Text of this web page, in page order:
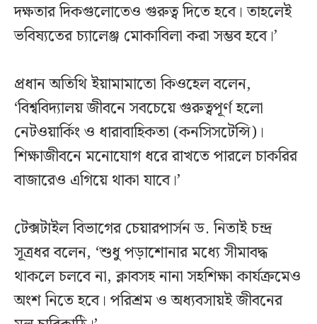
দক্ষতার দিকগুলোতেও গুরুত্ব দিতে হবে। তাহলেই
ভবিষ্যতের চ্যালেঞ্জ মোকাবিলা করা সম্ভব হবে।’
প্রধান অতিথি ইয়ামামাতো কিওহেল বলেন,
‘বিশ্ববিদ্যালয় জীবনে সবচেয়ে গুরুত্বপূর্ণ হলো
নেটওয়ার্কিং ও ধারাবাহিকতা (কনসিসটেন্সি)।
শিক্ষাজীবনে মনোযোগ ধরে রাখতে পারলে চাকরির
বাজারেও এগিয়ে থাকা যাবে।’
টেক্সটাইল বিভাগের চেয়ারপার্সন ড. নিতাই চন্দ্র
সূত্রধর বলেন, ‘শুধু পড়াশোনার মধ্যে সীমাবদ্ধ
থাকলে চলবে না, ক্লাবসহ নানা সহশিক্ষা কার্যক্রমেও
অংশ নিতে হবে। পরিশ্রম ও অধ্যবসায়ই জীবনের